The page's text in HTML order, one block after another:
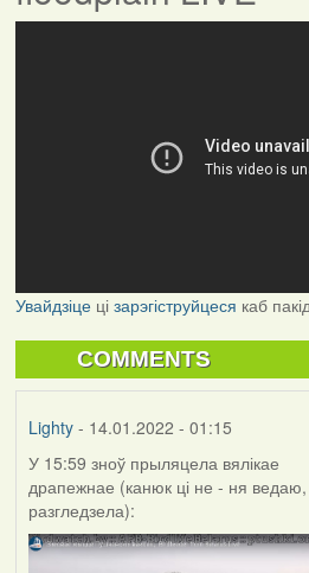
Увайдзіцеці зарэгіструйцеся каб
COMMENTS
Lighty- 14.01.2022 - 01:15
У 15:59 зноў прыляцела вялікае
драпежнае (канюк ці не - ня
разгледзела):